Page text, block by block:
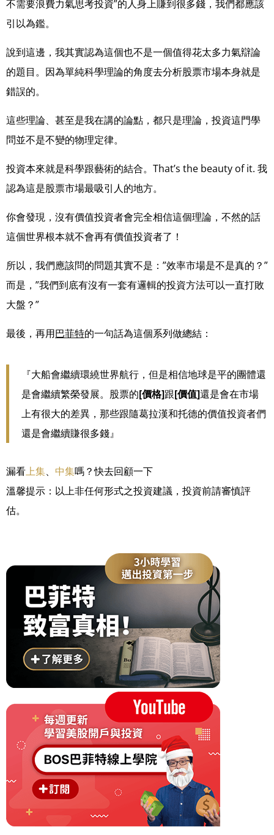
不需要浪費力氣思考投資”的人身上賺到很多錢，我們都應該
引以為鑑。
說到這邊，我其實認為這個也不是一個值得花太多力氣辯論
的題目。因為單純科學理論的角度去分析股票市場本身就是
錯誤的。
這些理論、甚至是我在講的論點，都只是理論，投資這門學
問並不是不變的物理定律。
投資本來就是科學跟藝術的結合。That’s the beauty of it. 我
認為這是股票市場最吸引人的地方。
你會發現，沒有價值投資者會完全相信這個理論，不然的話
這個世界根本就不會再有價值投資者了！
所以，我們應該問的問題其實不是：”效率市場是不是真的？”
而是，”我們到底有沒有一套有邏輯的投資方法可以一直打敗
大盤？”
最後，再用巴菲特的一句話為這個系列做總結：
『大船會繼續環繞世界航行，但是相信地球是平的團體還
是會繼續繁榮發展。股票的[價格]跟[價值]還是會在市場
上有很大的差異，那些跟隨葛拉漢和托德的價值投資者們
還是會繼續賺很多錢』
漏看上集、 中集嗎？快去回顧一下
溫馨提示：以上非任何形式之投資建議，投資前請審慎評
估。